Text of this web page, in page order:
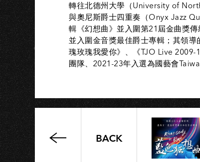
轉往北德州大學（University of
與奧尼斯爵士四重奏（Onyx Jazz
輯《幻想曲》並入圍第21屆金曲獎
並入圍金音獎最佳爵士專輯；其領
瑰玫瑰我愛你》、《TJO Live
團隊、2021-23年入選為國藝會
BACK